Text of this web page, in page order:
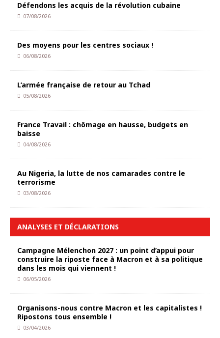
Défendons les acquis de la révolution cubaine
07/08/2026
Des moyens pour les centres sociaux !
06/08/2026
L’armée française de retour au Tchad
05/08/2026
France Travail : chômage en hausse, budgets en
baisse
04/08/2026
Au Nigeria, la lutte de nos camarades contre le
terrorisme
03/08/2026
ANALYSES ET DÉCLARATIONS
Campagne Mélenchon 2027 : un point d’appui pour
construire la riposte face à Macron et à sa politique
dans les mois qui viennent !
06/05/2026
Organisons-nous contre Macron et les capitalistes !
Ripostons tous ensemble !
03/04/2026